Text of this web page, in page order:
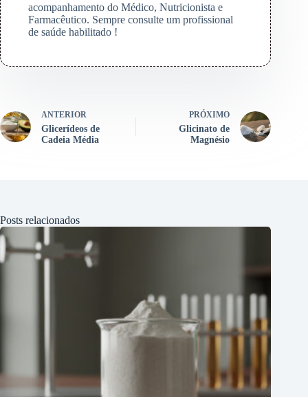
acompanhamento do Médico, Nutricionista e
Farmacêutico. Sempre consulte um profissional
de saúde habilitado !
ANTERIOR
Glicerídeos de
Cadeia Média
PRÓXIMO
Glicinato de
Magnésio
Posts relacionados